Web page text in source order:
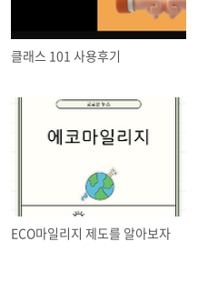
클래스 101 사용후기
ECO마일리지 제도를 알아보자